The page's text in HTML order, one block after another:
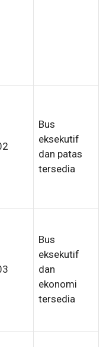
Bus
eksekutif
dan patas
tersedia
Bus
eksekutif
dan
ekonomi
tersedia